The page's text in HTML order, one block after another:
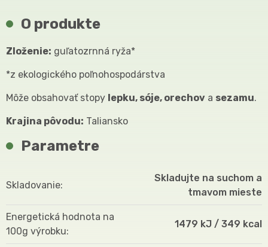
O produkte
Zloženie: guľatozrnná ryža*
*z ekologického poľnohospodárstva
Môže obsahovať stopy lepku, sóje, orechov a sezamu.
Krajina pôvodu: Taliansko
Parametre
Skladovanie
Skladujte na suchom a
tmavom mieste
Energetická hodnota na
100g výrobku
1479 kJ / 349 kcal